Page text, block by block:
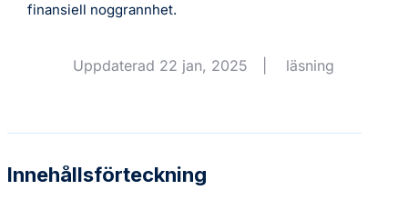
finansiell noggrannhet.
Uppdaterad 22 jan, 2025 läsning
Innehållsförteckning